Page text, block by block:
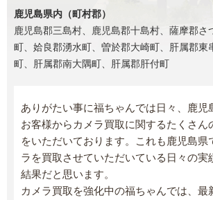
鹿児島県内（町村郡）
鹿児島郡三島村、鹿児島郡十島村、薩摩郡さ
町、姶良郡湧水町、曽於郡大崎町、肝属郡東
町、肝属郡南大隅町、肝属郡肝付町
ありがたい事に福ちゃんでは日々、鹿児
お客様からカメラ買取に関するたくさん
をいただいております。これも鹿児島県
ラを買取させていただいている日々の実
結果だと思います。
カメラ買取を強化中の福ちゃんでは、最